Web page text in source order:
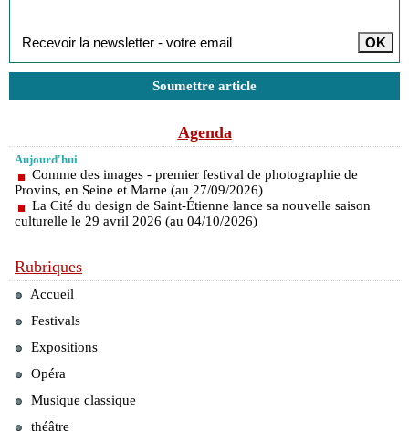
Soumettre article
Agenda
Aujourd'hui
Comme des images - premier festival de photographie de
Provins, en Seine et Marne (au 27/09/2026)
La Cité du design de Saint-Étienne lance sa nouvelle saison
culturelle le 29 avril 2026 (au 04/10/2026)
Rubriques
Accueil
Festivals
Expositions
Opéra
Musique classique
théâtre